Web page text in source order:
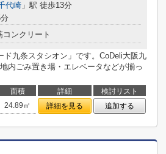
代崎 」駅 徒歩13分
コンクリート
九条スタシオン」です。CoDeli大阪九
内ごみ置き場・エレベータなどが揃っ
面積 詳細
検討リスト
24.89㎡ 詳細を見る 追加する